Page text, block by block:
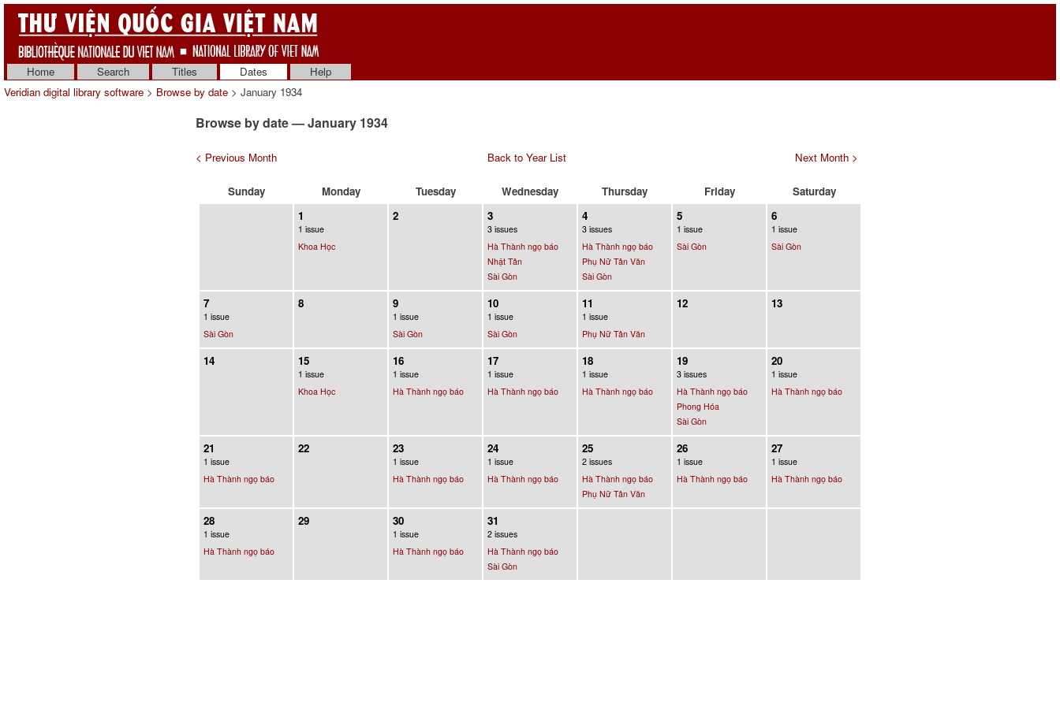
Home Search Titles Dates
Help
Veridian digital library software > Browse by date > January 1934
Browse by date — January 1934
< Previous Month Back to Year List Next Month >
Sunday Monday Tuesday Wednesday Thursday Friday
Saturday
1
1 issue
Khoa Học
2 3
3 issues
Hà Thành ngọ báo
Nhật Tân
Sài Gòn
4
3 issues
Hà Thành ngọ báo
Phụ Nữ Tân Văn
Sài Gòn
5
1 issue
Sài Gòn
6
1 issue
Sài Gòn
7
1 issue
Sài Gòn
8 9
1 issue
Sài Gòn
10
1 issue
Sài Gòn
11
1 issue
Phụ Nữ Tân Văn
12 13
14 15
1 issue
Khoa Học
16
1 issue
Hà Thành ngọ báo
17
1 issue
Hà Thành ngọ báo
18
1 issue
Hà Thành ngọ báo
19
3 issues
Hà Thành ngọ báo
Phong Hóa
Sài Gòn
20
1 issue
Hà Thành ngọ báo
21
1 issue
Hà Thành ngọ báo
22 23
1 issue
Hà Thành ngọ báo
24
1 issue
Hà Thành ngọ báo
25
2 issues
Hà Thành ngọ báo
Phụ Nữ Tân Văn
26
1 issue
Hà Thành ngọ báo
27
1 issue
Hà Thành ngọ báo
28
1 issue
Hà Thành ngọ báo
29 30
1 issue
Hà Thành ngọ báo
31
2 issues
Hà Thành ngọ báo
Sài Gòn